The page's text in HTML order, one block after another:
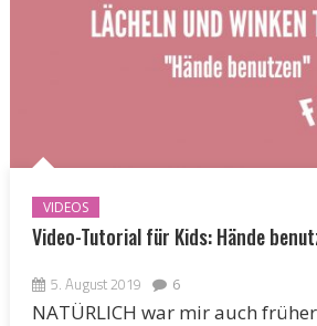
VIDEOS
Video-Tutorial für Kids: Hände
5. August 2019 6
NATÜRLICH war mir auch